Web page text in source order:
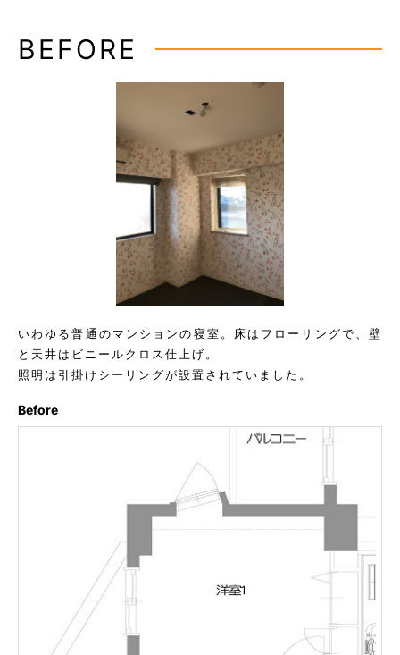
BEFORE
いわゆる普通のマンションの寝室。床はフローリングで、壁
と天井はビニールクロス仕上げ。
照明は引掛けシーリングが設置されていました。
Before